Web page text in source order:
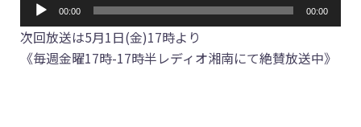
声
プ
レ
00:00 00:00
次回放送は5月1日(金)17時より
《毎週金曜17時-17時半レディオ湘南にて絶賛放送中》